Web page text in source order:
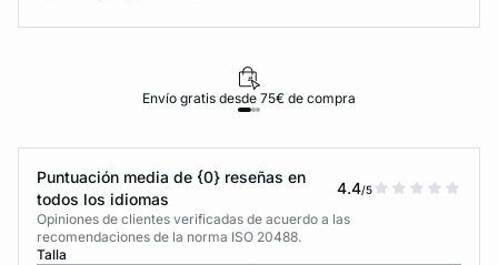
Envío gratis desde 75€ de compra
Puntuación media de {0} reseñas en
todos los idiomas
4.4/5
Opiniones de clientes verificadas de acuerdo a las
recomendaciones de la norma ISO 20488.
Talla